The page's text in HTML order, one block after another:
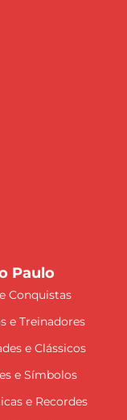
Paulo
Conquistas
e Treinadores
e Clássicos
e Símbolos
e Recordes